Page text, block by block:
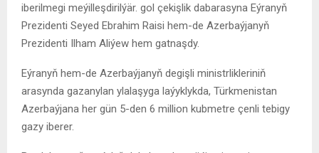
iberilmegi meýilleşdirilýär. gol çekişlik dabarasyna Eýranyň
Prezidenti Seyed Ebrahim Raisi hem-de Azerbaýjanyň
Prezidenti Ilham Aliýew hem gatnaşdy.
Eýranyň hem-de Azerbaýjanyň degişli ministrlikleriniň
arasynda gazanylan ylalaşyga laýyklykda, Türkmenistan
Azerbaýjana her gün 5-den 6 million kubmetre çenli tebigy
gazy iberer.